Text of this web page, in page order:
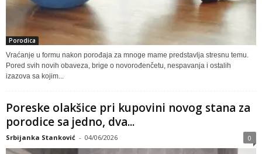
Porodica
Vraćanje u formu nakon porođaja za mnoge mame predstavlja stresnu temu.
Pored svih novih obaveza, brige o novorođenčetu, nespavanja i ostalih
izazova sa kojim...
Poreske olakšice pri kupovini novog stana za
porodice sa jedno, dva...
Srbijanka Stanković - 04/06/2026 0